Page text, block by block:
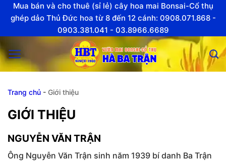
SkipMua bán và cho thuê (sỉ lẻ) cây hoa mai Bonsai-Cổ thụ
ghép dảo Thủ Đức hoa từ 8 đến 12 cánh: 0908.071.868 -
0903.381.041 - 03.8966.6689
Trang chủ - Giới thiệu
GIỚI THIỆU
NGUYỄN VĂN TRẬN
Ông Nguyễn Văn Trận sinh năm 1939 bí danh Ba Trận